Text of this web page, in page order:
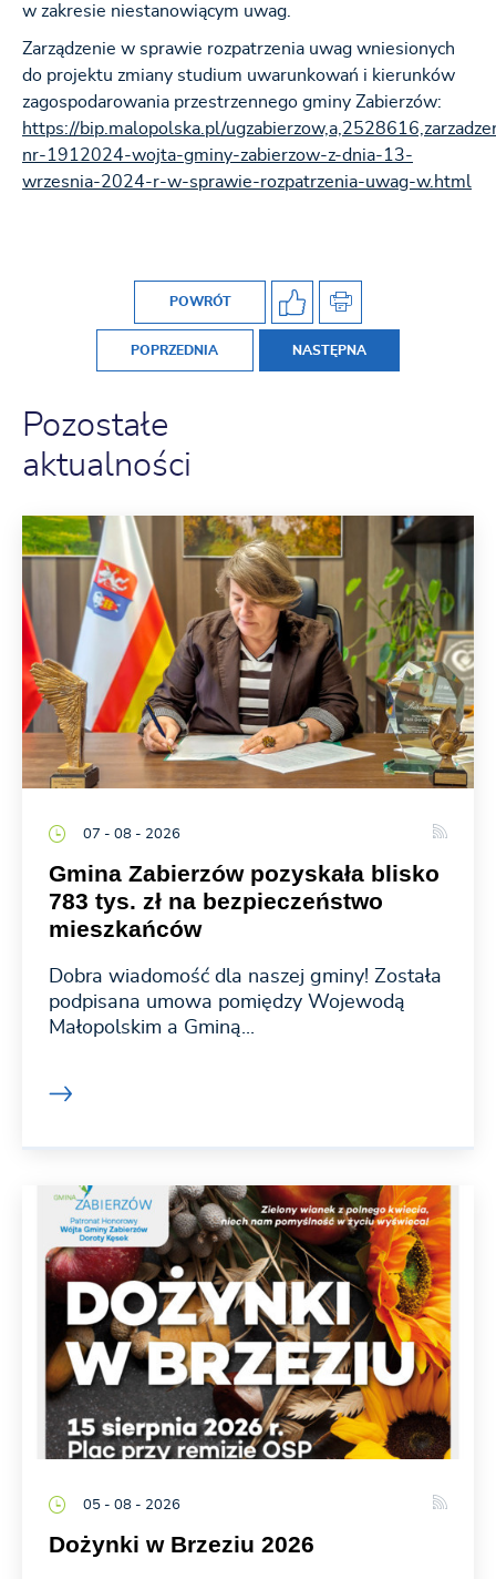
w zakresie niestanowiącym uwag.
Zarządzenie w sprawie rozpatrzenia uwag wniesionych
do projektu zmiany studium uwarunkowań i kierunków
zagospodarowania przestrzennego gminy Zabierzów:
https://bip.malopolska.pl/
nr-1912024-wojta-gminy-zabierzow-z-dnia-13-
wrzesnia-2024-r-w-sprawie-rozpatrzenia-uwag-w.html
POWRÓT
POPRZEDNIA NASTĘPNA
Pozostałe
aktualności
07 - 08 - 2026
Gmina Zabierzów pozyskała blisko
783 tys. zł na bezpieczeństwo
mieszkańców
Dobra wiadomość dla naszej gminy! Została
podpisana umowa pomiędzy Wojewodą
Małopolskim a Gminą...
05 - 08 - 2026
Dożynki w Brzeziu 2026